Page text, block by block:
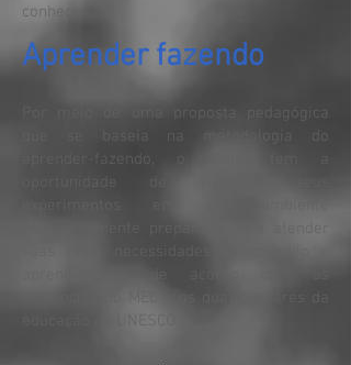
conhecer.
Aprender fazendo
Por meio de uma proposta pedagógica
que se baseia na metodologia do
aprender-fazendo, o aluno tem a
oportunidade de vivenciar seus